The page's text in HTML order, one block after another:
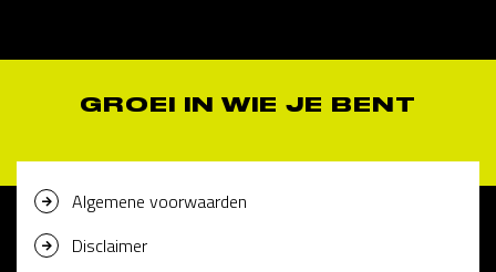
GROEI IN WIE JE BENT
Algemene voorwaarden
Disclaimer